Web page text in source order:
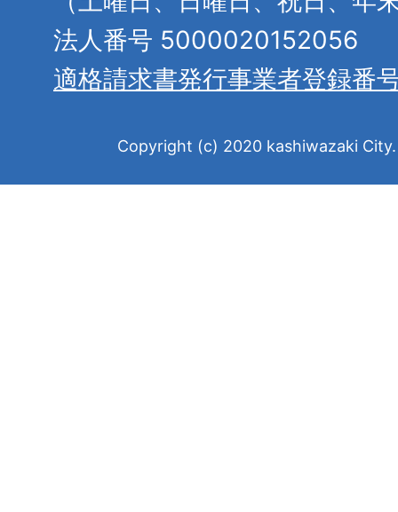
法人番号 5000020152056
適格請求書発行事業者登録番
Copyright (c) 2020 kashiwazaki